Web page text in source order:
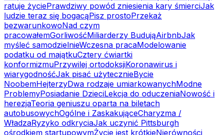
ratuje życiePrawdziwy powód zniesienia kary śmierciJak
ludzie teraz się bogacąPisz prostoPrzekaż
bezwarunkowoNad czym
pracowałemGorliwośćMiliarderzy BudująAirbnbJak
myśleć samodzielnieWczesna pracaModelowanie
podatku od majątkuCztery ćwiartki
konformizmuPrzywilej ortodoksjiKoronawirus i
wiarygodnośćJak pisać użytecznieBycie
NoobemHejterzyDwa rodzaje umiarkowanychModne
ProblemyPosiadanie DzieciLekcja do oduczeniaNowość i
herezjaTeoria geniuszu oparta na biletach
autobusowychOgólne i ZaskakująceCharyzma /
WładzaRyzyko odkryciaJak uczynić Pittsburgh
ośrodkiem startupowymŻycie jest krótkieNierówności